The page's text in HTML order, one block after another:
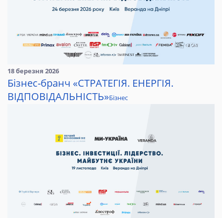
18 березня 2026
Бізнес-бранч «СТРАТЕГІЯ. ЕНЕРГІЯ.
ВІДПОВІДАЛЬНІСТЬ»Бізнес